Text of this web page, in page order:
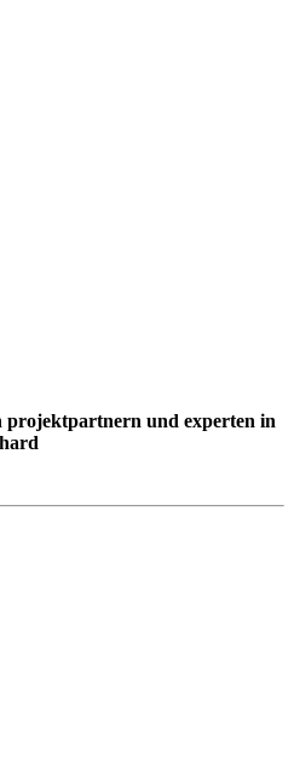
projektpartnern und experten in